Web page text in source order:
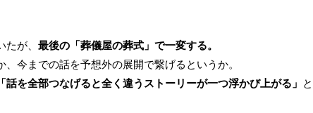
が、 最後の「葬儀屋の葬式」で一変する。
今までの話を予想外の展開で繋げるというか。
「話を全部つなげると全く違うストーリーが一つ浮かび上がる」 と